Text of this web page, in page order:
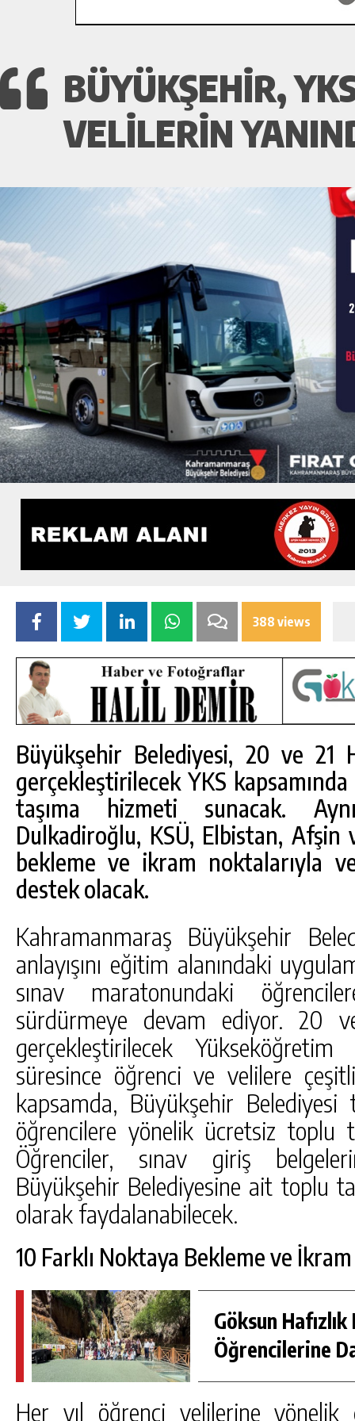
BÜYÜKŞEHIR,
VELILERIN
388 views
Büyükşehir Belediyesi, 20 ve 21
gerçekleştirilecek YKS
taşıma hizmeti sunacak.
Dulkadiroğlu, KSÜ, Elbistan, Afşin
bekleme ve ikram noktalarıyla
destek olacak.
Kahramanmaraş Büyükşehir
anlayışını eğitim alanındaki
sınav maratonundaki
sürdürmeye devam ediyor. 20
gerçekleştirilecek
süresince öğrenci ve velilere
kapsamda, Büyükşehir Belediyesi
öğrencilere yönelik ücretsiz toplu
Öğrenciler, sınav giriş
Büyükşehir Belediyesine ait toplu
olarak faydalanabilecek.
10 Farklı Noktaya Bekleme ve
Göksun Hafızlık
Öğrencilerine
Her yıl öğrenci velilerine yönelik
GÜNLÜK HABER AKIŞI
GÖKSUN HAFIZLIK KIZ KUR’AN KURSU
ÖĞRENCILERINE DARENDE GEZISI.